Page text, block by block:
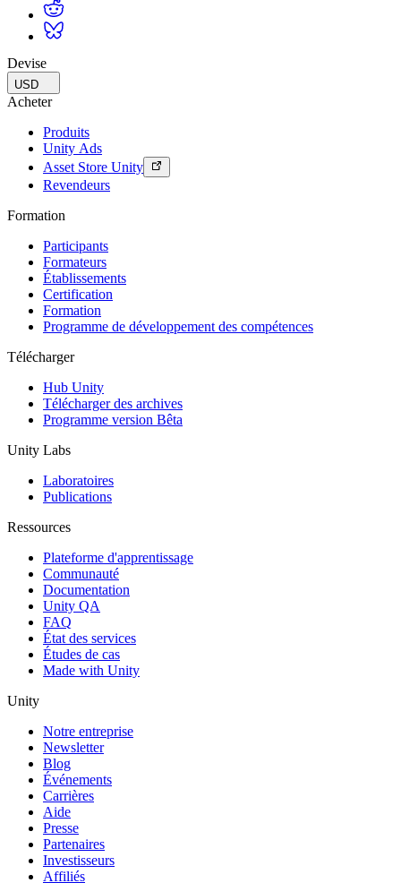
Devise
USD
Acheter
Produits
Unity Ads
Asset Store Unity
Revendeurs
Formation
Participants
Formateurs
Établissements
Certification
Formation
Programme de développement des compétences
Télécharger
Hub Unity
Télécharger des archives
Programme version Bêta
Unity Labs
Laboratoires
Publications
Ressources
Plateforme d'apprentissage
Communauté
Documentation
Unity QA
FAQ
État des services
Études de cas
Made with Unity
Unity
Notre entreprise
Newsletter
Blog
Événements
Carrières
Aide
Presse
Partenaires
Investisseurs
Affiliés